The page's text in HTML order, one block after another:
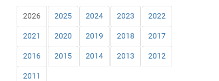
Ministério do Turismo
Ministério do Desenvolvimento Regional
Controladoria-Geral da União
Ministério da Mulher, da Família e dos Direitos Humanos
Secretaria-Geral
2026 2025 2024 2023 2022
2021 2020 2019 2018 2017
2016 2015 2014 2013 2012
2011